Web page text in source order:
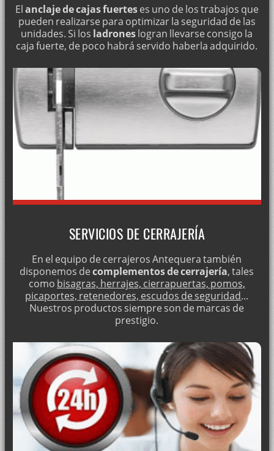
APERTURA DE PUERTAS BLINDADAS
ABUS: CERRADURAS Y SISTEMAS DE CERRAJERÍA
CERRADURAS BTV, INSTALACIÓN Y MANTENIMIENTO
CERRAJERÍA DE URGENCIA 24 HORAS
CERRAJEROS LOS 365 DÍAS
SERVICIOS DE CERRAJERÍA
TIPOS DE REJAS Y VALLAS
DUPLICADO DE LLAVES
APERTURA DE PUERTAS 24 HORAS
CAMBIO DE CERRADURAS
CERRADURAS DE SOBREPONER LINCE
AMAESTRAMIENTO DE BOMBINES
¿NECESITA ABRIR SU CAJA FUERTE?
MONTAJE DE PERSIANAS METÁLICAS PARA LOCALES
ABRIR PUERTAS DE SEGURIDAD
INSTALACIÓN DE CERRADURAS TESA TS50
VENTA DE CERRADURAS FICHET
CERRAJERO PROFESIONAL
SERVICIOS DE CERRAJERÍA URGENTE
INSTALACIÓN DE CERRADURAS FAC
Elanclaje de cajas fuerteses uno de los trabajos que
pueden realizarse para optimizar la seguridad de las
unidades. Si los ladroneslogran llevarse consigo la
caja fuerte, de poco habrá servido haberla adquirido.
SERVICIOS DE CERRAJERÍA
En el equipo de cerrajeros Antequera también
disponemos decomplementos de cerrajería, tales
como bisagras, herrajes, cierrapuertas, pomos,
picaportes, retenedores, escudos de seguridad...
Nuestros productos siempre son de marcas de
prestigio.